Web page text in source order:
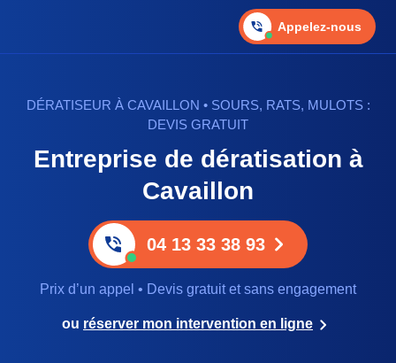
Appelez-nous
DÉRATISEUR À CAVAILLON • SOURS, RATS, MULOTS :
DEVIS GRATUIT
Entreprise de dératisation à
Cavaillon
04 13 33 38 93
Prix d’un appel • Devis gratuit et sans engagement
ou réserver mon intervention en ligne